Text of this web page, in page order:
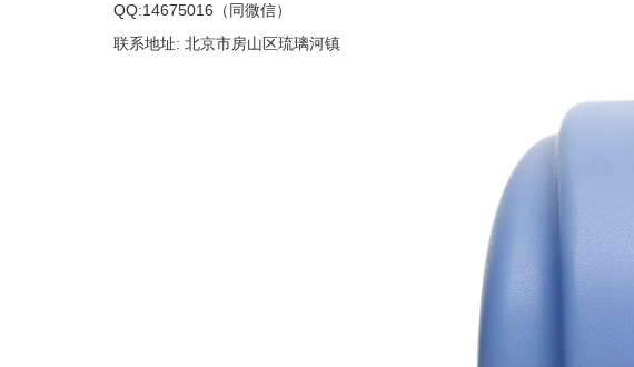
QQ:14675016（同微信）
联系地址: 北京市房山区琉璃河镇